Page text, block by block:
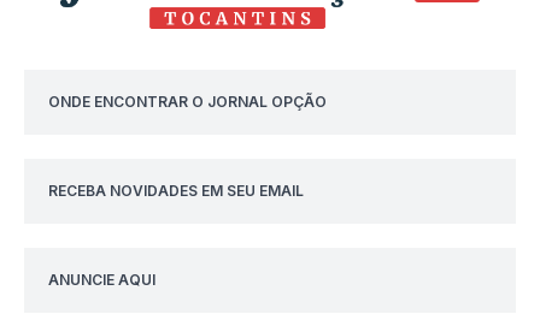
ONDE ENCONTRAR O JORNAL OPÇÃO
RECEBA NOVIDADES EM SEU EMAIL
ANUNCIE AQUI